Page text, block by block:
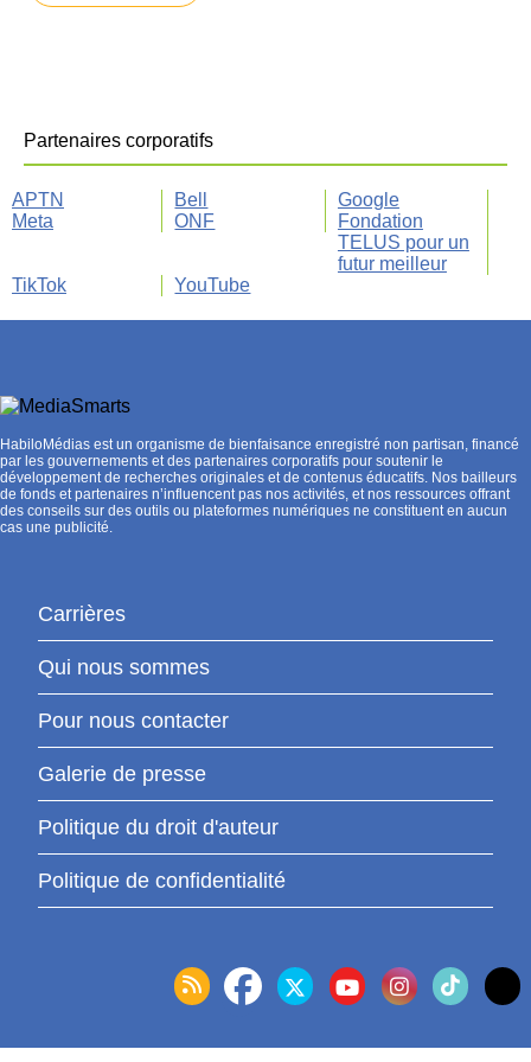
Partenaires corporatifs
APTN Bell
Google
Meta
ONF
Fondation
TELUS pour un
futur meilleur
TikTok
YouTube
HabiloMédias est un organisme de bienfaisance enregistré non partisan, financé
par les gouvernements et des partenaires corporatifs pour soutenir le
développement de recherches originales et de contenus éducatifs. Nos bailleurs
de fonds et partenaires n’influencent pas nos activités, et nos ressources offrant
des conseils sur des outils ou plateformes numériques ne constituent en aucun
cas une publicité.
Carrières
Qui nous sommes
Pour nous contacter
Galerie de presse
Politique du droit d'auteur
Politique de confidentialité